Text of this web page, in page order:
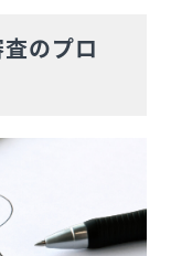
のプロ